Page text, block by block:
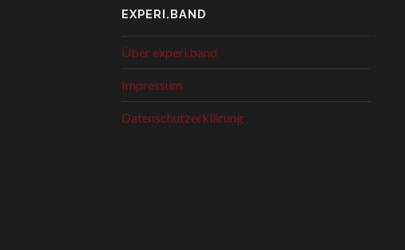
EXPERI.BAND
Über experi.band
Impressum
Datenschutzerklärung